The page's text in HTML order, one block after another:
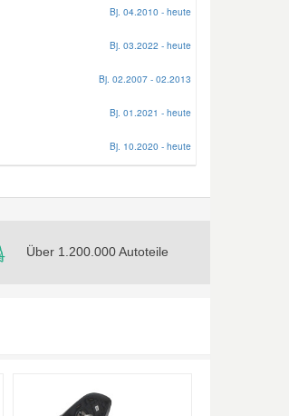
Bj. 04.2010 - heute
Bj. 03.2022 - heute
Bj. 02.2007 - 02.2013
Bj. 01.2021 - heute
Bj. 10.2020 - heute
Über 1.200.000 Autoteile